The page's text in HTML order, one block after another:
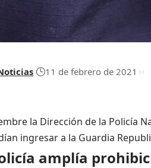
11 de febrero de 2021
la Dirección de la Policía
ingresar a la Guardia
amplía